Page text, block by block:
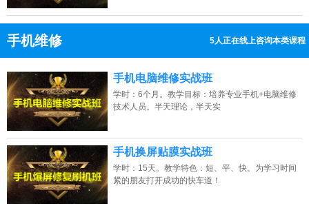
手机维修 6人正在线上咨询本类课程
点击免费咨询电话：13807313137
手机电脑维修实战班
学时：6个月。教学目标：培养专业手机+电脑维修
技术人员。半天理论，半天实
手机换屏贴膜实战班
学时：15天。教学特色：短、平、快。为学习时间
紧的朋友打开成功的快车道！